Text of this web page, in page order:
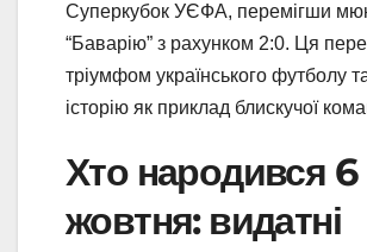
Суперкубок УЄФА, перемігши
“Баварію” з рахунком 2:0. Ця
тріумфом українського футболу
історію як приклад блискучої
Хто народився 6
жовтня: видатні